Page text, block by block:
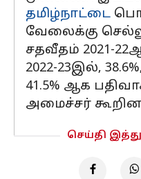
தமிழ்நாட்டை
வேலைக்கு
சதவீதம் 2021-
2022-23இல்,
41.5% ஆக
அமைச்சர்
செய்தி